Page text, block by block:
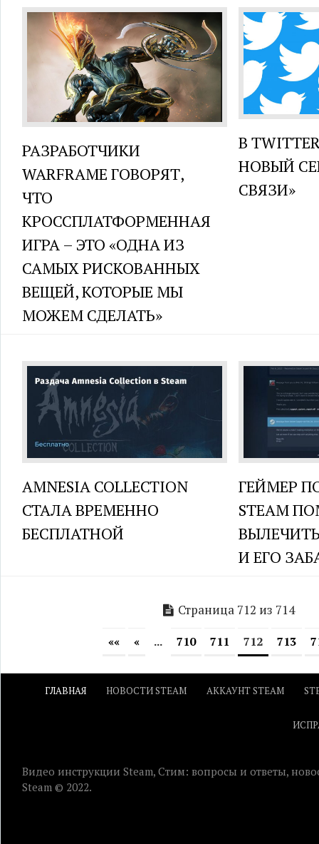
РАЗРАБОТЧИКИ
WARFRAME ГОВОРЯТ,
ЧТО
КРОССПЛАТФОРМЕННАЯ
ИГРА – ЭТО «ОДНА ИЗ
САМЫХ РИСКОВАННЫХ
ВЕЩЕЙ, КОТОРЫЕ МЫ
МОЖЕМ СДЕЛАТЬ»
В
НОВЫЙ
СВЯЗИ»
AMNESIA COLLECTION
СТАЛА ВРЕМЕННО
БЕСПЛАТНОЙ
ГЕЙМЕР
STEAM
И ЕГО
Страница 712 из 714
«« « ... 710 711 712 713
ГЛАВНАЯ НОВОСТИ STEAM АККАУНТ STEAM
Видео инструкции Steam, Стим: вопросы и ответы,
Steam © 2022.